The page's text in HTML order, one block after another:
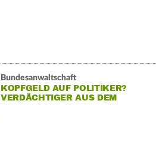
Bundesanwaltschaft
KOPFGELD AUF POLITIKER?
VERDÄCHTIGER AUS DEM